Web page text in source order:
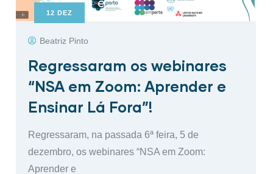
12 DEZ
Beatriz Pinto
Regressaram os webinares
“NSA em Zoom: Aprender e
Ensinar Lá Fora”!
Regressaram, na passada 6ª feira, 5 de
dezembro, os webinares “NSA em Zoom:
Aprender e